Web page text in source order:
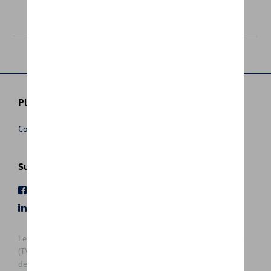
Plus d'informations
Conditions de vente
Suivez nous
Les prix affichés sur le présent site sont des prix recommandés
(TVAc), hors éventuels frais de montage. Pour connaitre le prix
de vente actuel et les éventuels frais de montage, veuillez